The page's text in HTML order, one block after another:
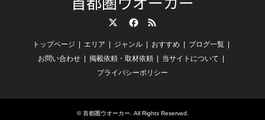
トップページ エリア ジャンル おすすめ
ブログ一覧
お問い合わせ
掲載依頼・取材依頼
当サイトについて
プライバシーポリシー
©首都圏ウオーカー . All Rights Reserved.